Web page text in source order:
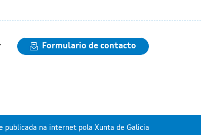
Formulario de contacto
publicada na internet pola Xunta de Galicia